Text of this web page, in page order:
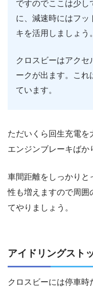
ですのでここは少し
に、減速時にはフッ
キを活用しましょう。
クロスビーはアクセ
ークが出ます。これ
ています。
ただいくら回生充電を
エンジンブレーキばか
車間距離をしっかりと
性も増えますので周囲
てやりましょう。
アイドリングスト
クロスビーには停車時